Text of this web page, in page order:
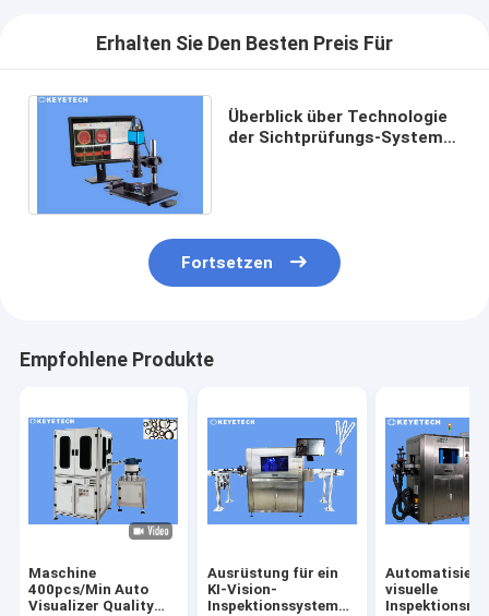
Erhalten Sie Den Besten Preis Für
Überblick über Technologie
der Sichtprüfungs-System-
Fortsetzen
Empfohlene Produkte
Maschine
400pcs/Min Auto
Visualizer Quality
Ausrüstung für ein
KI-Vision-
Inspektionssystem
visuelle